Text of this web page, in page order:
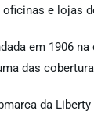
e lojas
em 1906 na
das
da